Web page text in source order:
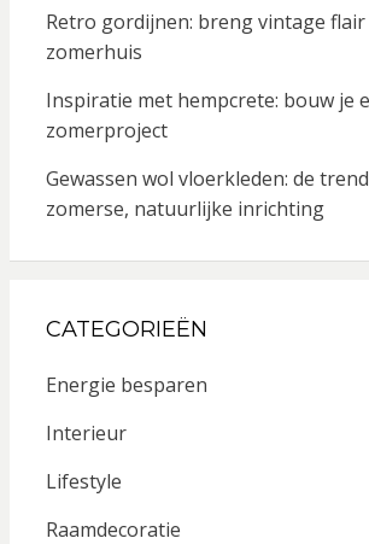
Retro gordijnen: breng vintage
zomerhuis
Inspiratie met hempcrete: bouw je
zomerproject
Gewassen wol vloerkleden: de
zomerse, natuurlijke inrichting
CATEGORIEËN
Energie besparen
Interieur
Lifestyle
Raamdecoratie